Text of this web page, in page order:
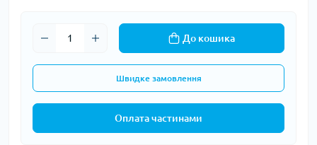
До кошика
Швидке замовлення
Оплата частинами